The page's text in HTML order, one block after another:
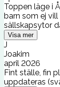
Toppen läge i
barn som ej vill
sällskapsytor
Visa mer
J
Joakim
april 2026
Fint ställe, fin
uppdateras